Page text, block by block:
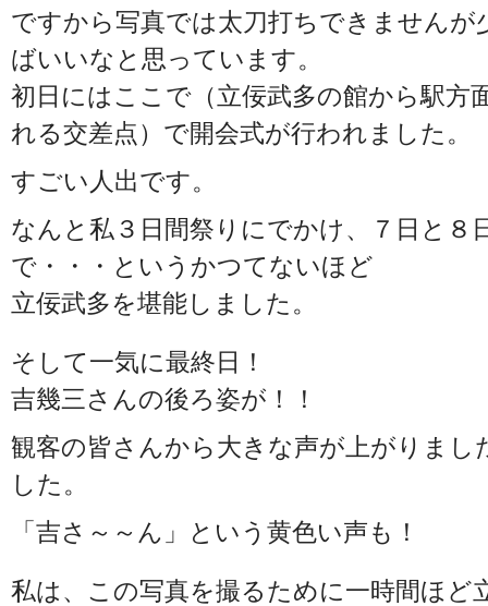
ですから写真では太刀打ちできません
ばいいなと思っています。
初日にはここで（立佞武多の館から駅方
れる交差点）で開会式が行われました。
すごい人出です。
なんと私３日間祭りにでかけ、７日と８
で・・・というかつてないほど
立佞武多を堪能しました。
そして一気に最終日！
吉幾三さんの後ろ姿が！！
観客の皆さんから大きな声が上がりまし
した。
「吉さ～～ん」という黄色い声も！
私は、この写真を撮るために一時間ほど